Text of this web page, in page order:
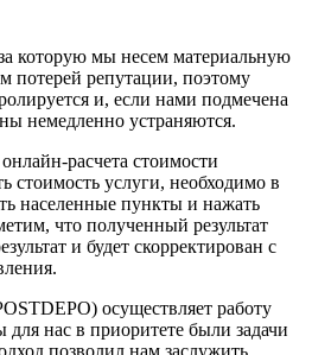
которую мы несем материальную
потерей репутации, поэтому
и, если нами подмечена
немедленно устраняются.
расчета стоимости
стоимость услуги, необходимо в
населенные пункты и нажать
что полученный результат
и будет скорректирован с
осуществляет работу
для нас в приоритете были задачи
позволил нам заслужить